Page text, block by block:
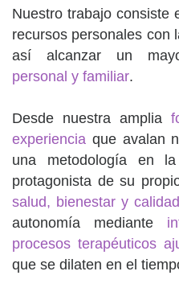
Nuestro trabajo consiste
recursos personales con
así alcanzar un
personal y familiar.
Desde nuestra amplia
experiencia que avalan
una metodología en
protagonista de su
salud, bienestar y
autonomía mediante
procesos terapéuticos
que se dilaten en el